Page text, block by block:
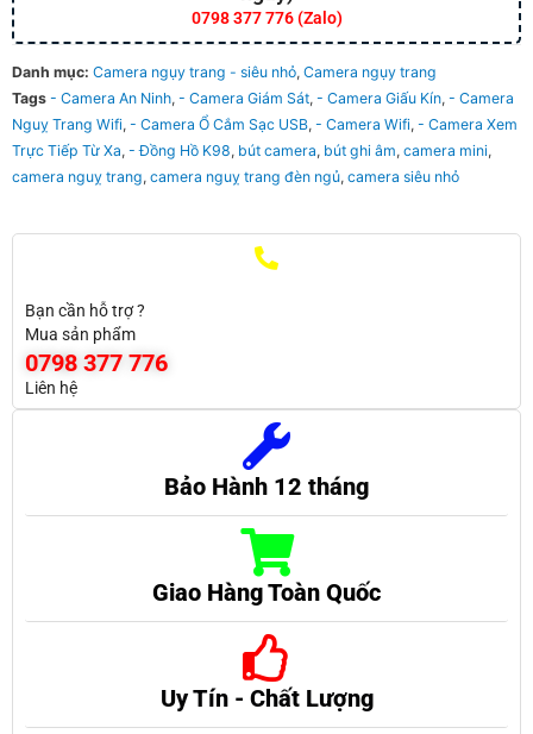
0798 377 776 (Zalo)
Danh mục: Camera ngụy trang - siêu nhỏ, Camera ngụy trang
Tags - Camera An Ninh, - Camera Giám Sát, - Camera Giấu Kín, - Camera
Nguỵ Trang Wifi, - Camera Ổ Cắm Sạc USB, - Camera Wifi, - Camera Xem
Trực Tiếp Từ Xa, - Đồng Hồ K98, bút camera, bút ghi âm, camera mini,
camera nguỵ trang, camera nguỵ trang đèn ngủ, camera siêu nhỏ
Bạn cần hỗ trợ ?
Mua sản phẩm
0798 377 776
Liên hệ
Bảo Hành 12 tháng
Giao Hàng Toàn Quốc
Uy Tín - Chất Lượng